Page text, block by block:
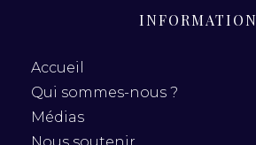
INFORMATION
Accueil
Qui sommes-nous ?
Médias